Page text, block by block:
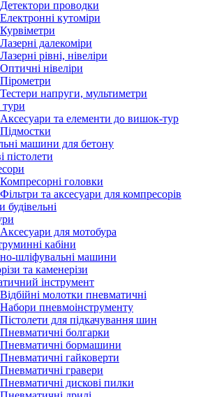
проводки
кутоміри
далекоміри
рівні, нівеліри
нівеліри
напруги, мультиметри
та елементи до вишок-тур
машини для бетону
пістолети
головки
та аксесуари для компресорів
будівельні
для мотобура
кабіни
шліфувальні машини
та каменерізи
інструмент
молотки пневматичні
пневмоінструменту
для підкачування шин
болгарки
бормашини
гайковерти
гравери
дискові пилки